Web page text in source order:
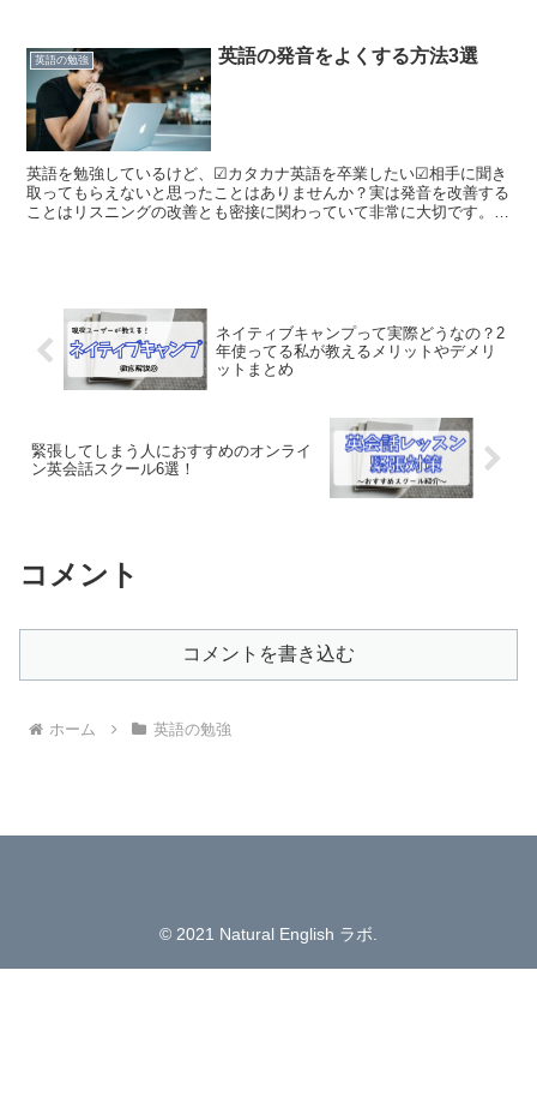
英語の勉強 英語の発音をよくする方法3選
英語を勉強しているけど、☑カタカナ英語を卒業したい☑相手に聞き
取ってもらえないと思ったことはありませんか？実は発音を改善する
ことはリスニングの改善とも密接に関わっていて非常に大切です。今
ネイティブキャンプって実際どうなの？2
年使ってる私が教えるメリットやデメリ
ットまとめ
緊張してしまう人におすすめのオンライ
ン英会話スクール6選！
コメント
コメントを書き込む
ホーム 英語の勉強
© 2021 Natural English ラボ.